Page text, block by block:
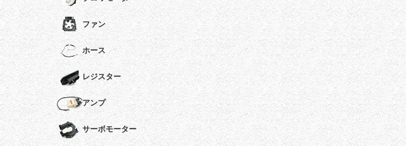
ファン
ホース
レジスター
アンプ
サーボモーター